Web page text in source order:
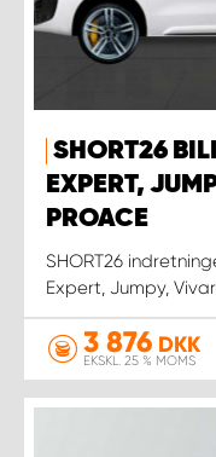
SHORT26
EXPERT,
PROACE
SHORT26
Expert, Jumpy,
3 876 DKK
EKSKL. 25 % MOMS